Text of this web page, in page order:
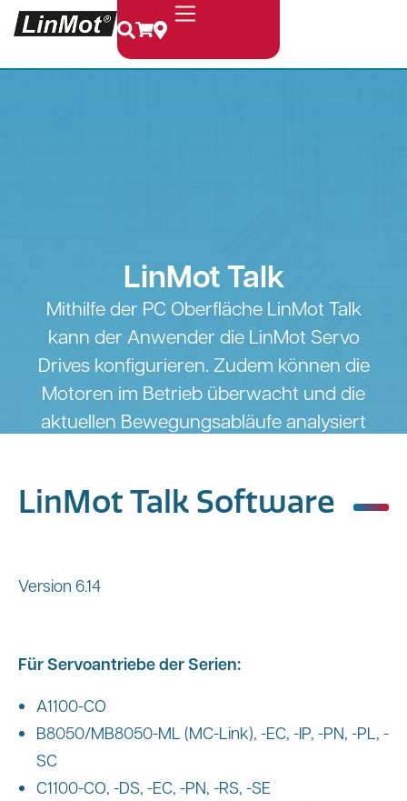
LinMot Talk
Mithilfe der PC Oberfläche LinMot Talk
kann der Anwender die LinMot Servo
Drives konfigurieren. Zudem können die
Motoren im Betrieb überwacht und die
aktuellen Bewegungsabläufe analysiert
Über das integrierte Control Panel hat
der Anwender direkten Zugriff auf
sämtliche Befehle, die auch von der
LinMot Talk Software
Version 6.14
Für Servoantriebe der Serien:
A1100-CO
B8050/MB8050-ML (MC-Link), -EC, -IP, -PN, -PL, -
SC
C1100-CO, -DS, -EC, -PN, -RS, -SE